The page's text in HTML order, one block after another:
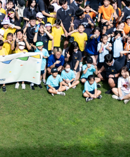
스쿨버스 운행 안내
급식안내
서식자료실
정보공개
학부모방
정기고사 기출문제
입학금/수업료
교복구입안내